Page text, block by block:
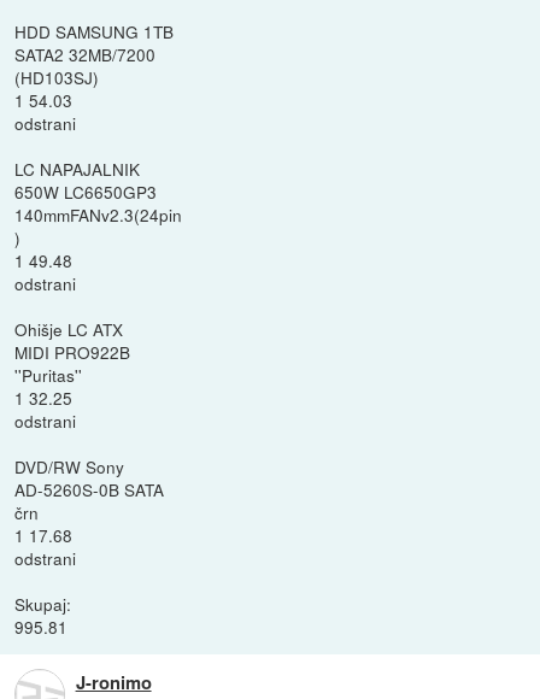
HDD SAMSUNG 1TB
SATA2 32MB/7200
(HD103SJ)
1 54.03
odstrani
LC NAPAJALNIK
650W LC6650GP3
140mmFANv2.3(24pin
)
1 49.48
odstrani
Ohišje LC ATX
MIDI PRO922B
''Puritas''
1 32.25
odstrani
DVD/RW Sony
AD-5260S-0B SATA
črn
1 17.68
odstrani
Skupaj:
995.81
J-ronimo